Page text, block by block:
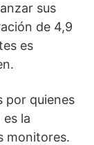
sus
de 4,9
es
por quienes
la
monitores.